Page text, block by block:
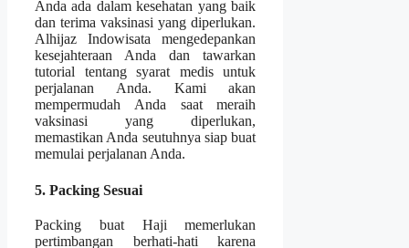
Anda ada dalam kesehatan yang baik
dan terima vaksinasi yang diperlukan.
Alhijaz Indowisata mengedepankan
kesejahteraan Anda dan tawarkan
tutorial tentang syarat medis untuk
perjalanan Anda. Kami akan
mempermudah Anda saat meraih
vaksinasi yang diperlukan,
memastikan Anda seutuhnya siap buat
memulai perjalanan Anda.
5. Packing Sesuai
Packing buat Haji memerlukan
pertimbangan berhati-hati karena